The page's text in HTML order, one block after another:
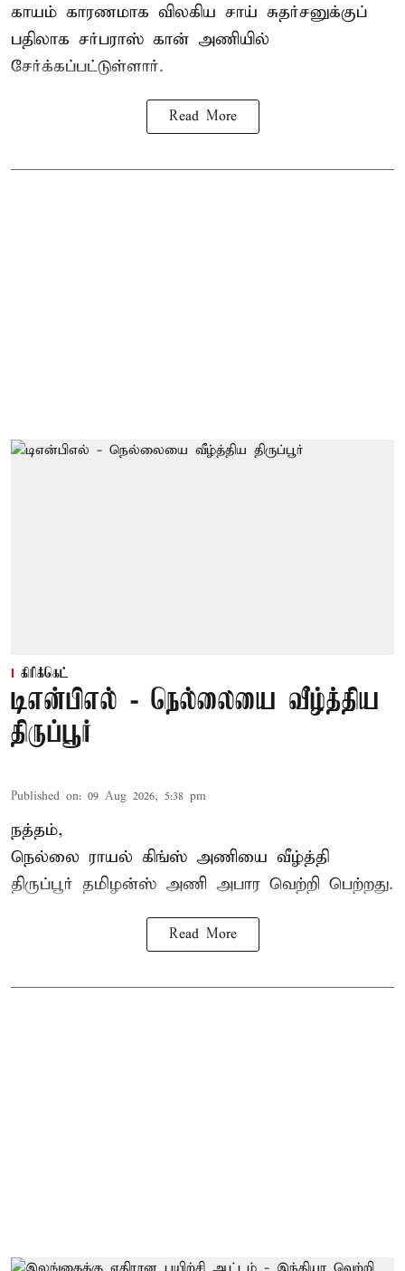
காயம் காரணமாக விலகிய சாய் சுதர்சனுக்குப்
பதிலாக சர்பராஸ் கான் அணியில்
சேர்க்கப்பட்டுள்ளார்.
Read More
கிரிக்கெட்
டிஎன்பிஎல் - நெல்லையை வீழ்த்திய
திருப்பூர்
Published on: 09 Aug 2026, 5:38 pm
நத்தம்,
நெல்லை ராயல் கிங்ஸ் அணியை வீழ்த்தி
திருப்பூர் தமிழன்ஸ் அணி அபார வெற்றி பெற்றது.
Read More